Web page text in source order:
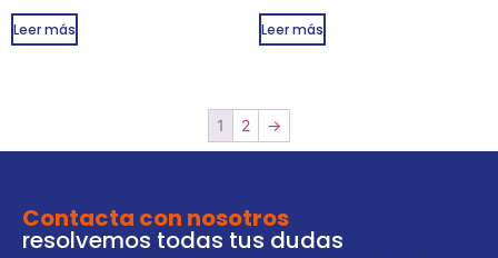
Leer más Leer más
1 2 →
Contacta con nosotros
resolvemos todas tus dudas